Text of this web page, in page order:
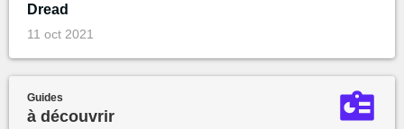
Dread
11 oct 2021
Guides
à découvrir